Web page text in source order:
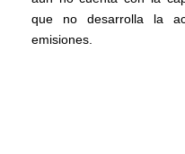
que no desarrolla la
emisiones.